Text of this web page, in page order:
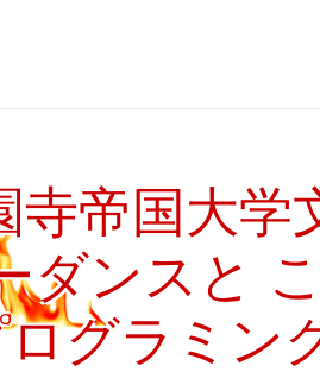
帝国大学
ンスと
グラミン